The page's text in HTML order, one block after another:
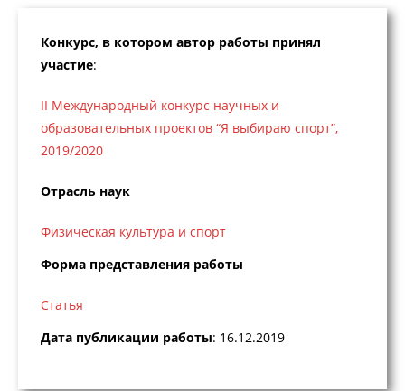
Конкурс, в котором автор работы принял
участие:
II Международный конкурс научных и
образовательных проектов “Я выбираю спорт”,
2019/2020
Отрасль наук
Физическая культура и спорт
Форма представления работы
Статья
Дата публикации работы: 16.12.2019